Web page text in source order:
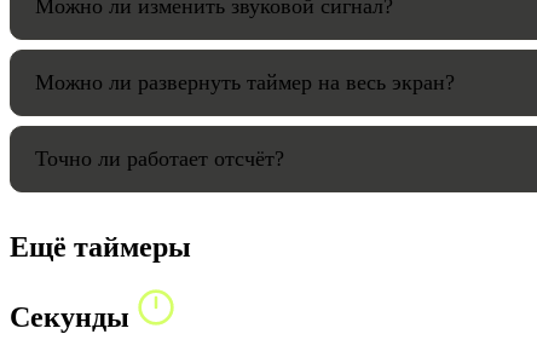
Можно ли изменить звуковой сигнал?
Можно ли развернуть таймер на весь экран?
Точно ли работает отсчёт?
Ещё таймеры
Секунды